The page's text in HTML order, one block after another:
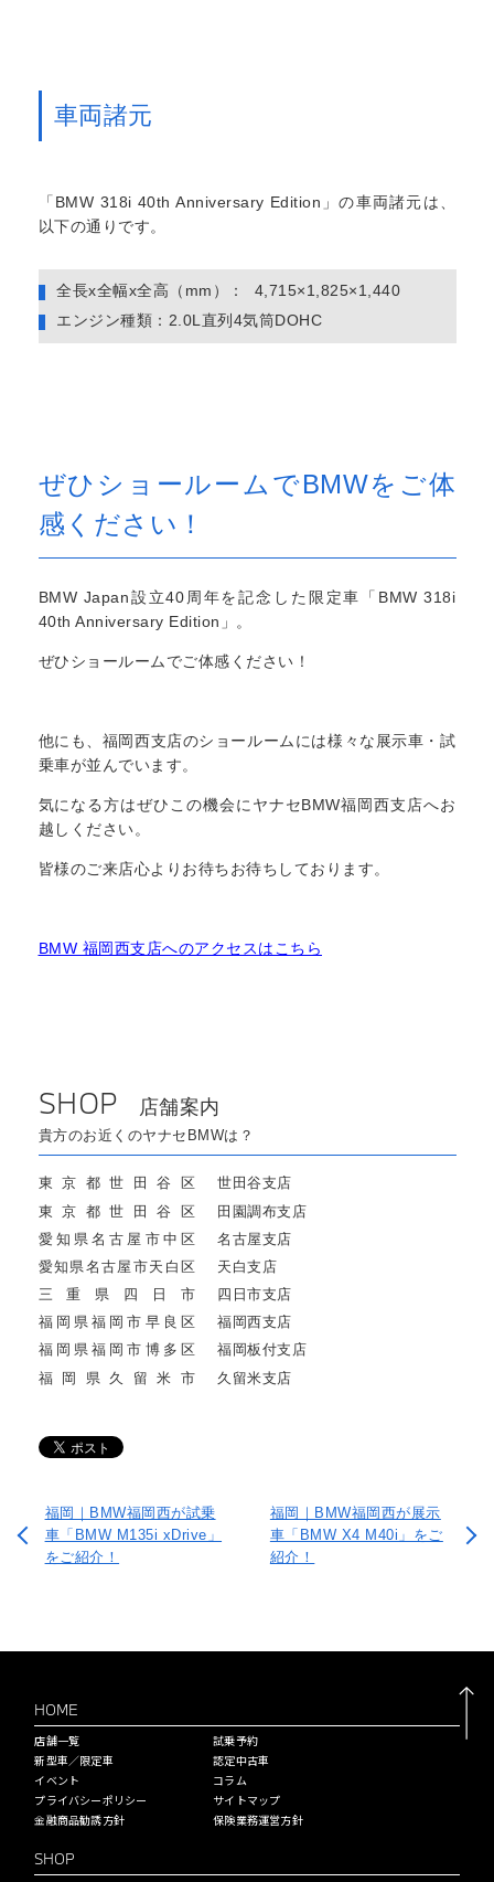
車両諸元
「BMW 318i 40th Anniversary Edition」の車両諸元は、
以下の通りです。
全長x全幅x全高（mm）： 4,715×1,825×1,440
エンジン種類：2.0L直列4気筒DOHC
ぜひショールームでBMWをご体
感ください！
BMW Japan設立40周年を記念した限定車「BMW 318i
40th Anniversary Edition」。
ぜひショールームでご体感ください！
他にも、福岡西支店のショールームには様々な展示車・試
乗車が並んでいます。
気になる方はぜひこの機会にヤナセBMW福岡西支店へお
越しください。
皆様のご来店心よりお待ちお待ちしております。
BMW 福岡西支店へのアクセスはこちら
SHOP 店舗案内
貴方のお近くのヤナセBMWは？
東京都世田谷区
世田谷支店
東京都世田谷区
田園調布支店
愛知県名古屋市中区
名古屋支店
愛知県名古屋市天白区
天白支店
三重県四日市
四日市支店
福岡県福岡市早良区
福岡西支店
福岡県福岡市博多区
福岡板付支店
福岡県久留米市
久留米支店
福岡｜BMW福岡西が試乗
車「BMW M135i xDrive」
をご紹介！
福岡｜BMW福岡西が展示
車「BMW X4 M40i」をご
紹介！
HOME
店舗一覧
新型車／限定車
イベント
プライバシーポリシー
金融商品勧誘方針
試乗予約
認定中古車
コラム
サイトマップ
保険業務運営方針
SHOP